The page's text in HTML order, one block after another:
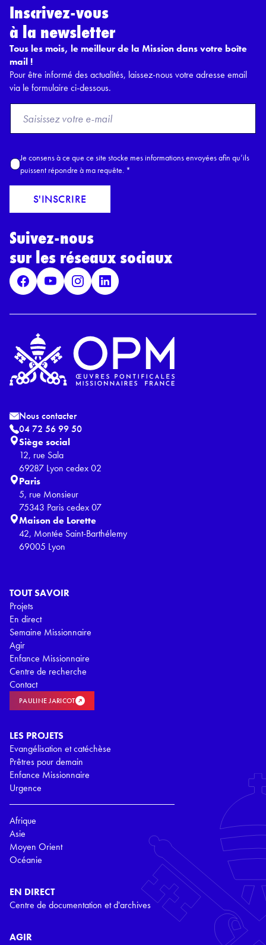
Inscrivez-vous
à la newsletter
Tous les mois, le meilleur de la Mission dans votre boîte
mail !
Pour être informé des actualités, laissez-nous votre adresse email
via le formulaire ci-dessous.
o
E
m
a
l
A
c
c
R
P
D
*
Je consens à ce que ce site stocke mes informations envoyées afin qu’ils
puissent répondre à ma requête. *
S'INSCRIRE
Suivez-nous
sur les réseaux sociaux
TOUT SAVOIR
Projets
En direct
Semaine Missionnaire
Agir
Enfance Missionnaire
Centre de recherche
Contact
PAULINE JARICOT
LES PROJETS
Evangélisation et catéchèse
Prêtres pour demain
Enfance Missionnaire
Urgence
Afrique
Asie
Moyen Orient
Océanie
EN DIRECT
Centre de documentation et d'archives
AGIR
Nous contacter
04 72 56 99 50
Siège social
12, rue Sala
69287 Lyon cedex 02
Paris
5, rue Monsieur
75343 Paris cedex 07
Maison de Lorette
42, Montée Saint-Barthélemy
69005 Lyon